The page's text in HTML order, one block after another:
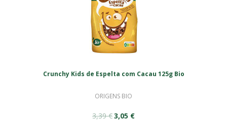
Crunchy Kids de Espelta com Cacau 125g Bio
ORIGENS BIO
3,39 €3,05 €